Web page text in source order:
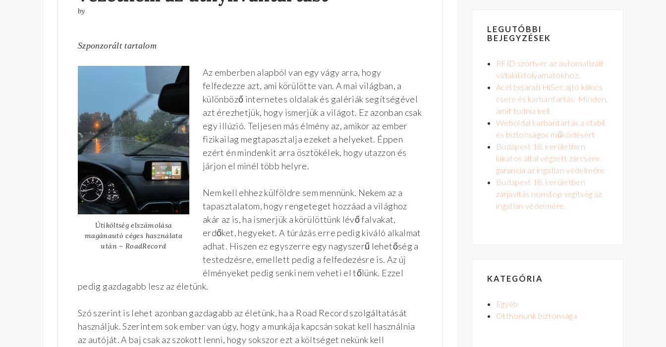
by
Szponzorált tartalom
Útiköltség elszámolása
magánautó céges használata
után – RoadRecord
Az emberben alapból van egy vágy arra, hogy
felfedezze azt, ami körülötte van. A mai világban, a
különböző internetes oldalak és galériák segítségével
azt érezhetjük, hogy ismerjük a világot. Ez azonban csak
egy illúzió. Teljesen más élmény az, amikor az ember
fizikailag megtapasztalja ezeket a helyeket. Éppen
ezért én mindenkit arra ösztökélek, hogy utazzon és
járjon el minél több helyre.
Nem kell ehhez külföldre sem mennünk. Nekem az a
tapasztalatom, hogy rengeteget hozzáad a világhoz
akár az is, ha ismerjük a körülöttünk lévő falvakat,
erdőket, hegyeket. A túrázás erre pedig kiváló alkalmat
adhat. Hiszen ez egyszerre egy nagyszerű lehetőség a
testedzésre, emellett pedig a felfedezésre is. Az új
élményeket pedig senki nem veheti el tőlünk. Ezzel
pedig gazdagabb lesz az életünk.
Szó szerint is lehet azonban gazdagabb az életünk, ha a Road Record szolgáltatását
használjuk. Szerintem sok ember van úgy, hogy a munkája kapcsán sokat kell használnia
az autóját. A baj csak az szokott lenni, hogy sokszor ezt a költséget nekünk kell
LEGUTÓBBI
BEJEGYZÉSEK
RFID szoftver az automatizált
vállalati folyamatokhoz.
Acél bejárati HiSec ajtó kilincs
csere és karbantartás: Minden,
amit tudnia kell
Weboldal karbantartás a stabil
és biztonságos működésért
Budapest 18. kerületben
lakatos által végzett zárcsere
garancia az ingatlan védelmére
Budapest 18. kerületben
zárjavítás nonstop segítség az
ingatlan védelmére.
KATEGÓRIA
Egyéb
Otthonunk biztonsága